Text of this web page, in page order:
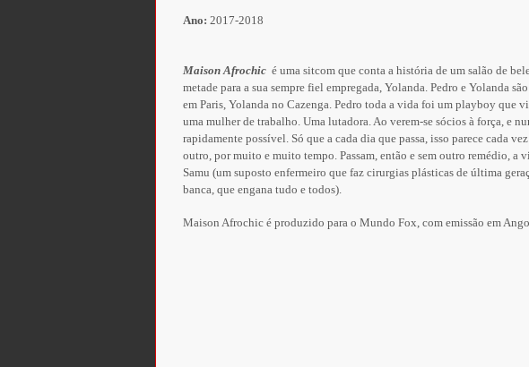
Ano: 2017-2018
Maison Afrochicé uma sitcom que conta a história de um salão de
metade para a sua sempre fiel empregada, Yolanda. Pedro e Yolanda
em Paris, Yolanda no Cazenga. Pedro toda a vida foi um playboy que
uma mulher de trabalho. Uma lutadora. Ao verem-se sócios à força, e
rapidamente possível. Só que a cada dia que passa, isso parece cada
outro, por muito e muito tempo. Passam, então e sem outro remédio,
Samu (um suposto enfermeiro que faz cirurgias plásticas de última
banca, que engana tudo e todos).
Maison Afrochic é produzido para o Mundo Fox, com emissão em